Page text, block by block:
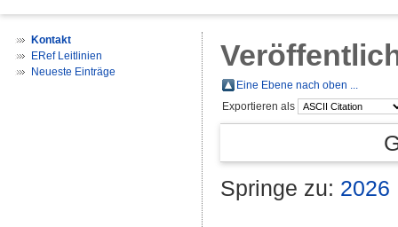
Kontakt
ERef Leitlinien
Neueste Einträge
Eine Ebene nach oben ...
Exportieren als
Springe zu: 2026